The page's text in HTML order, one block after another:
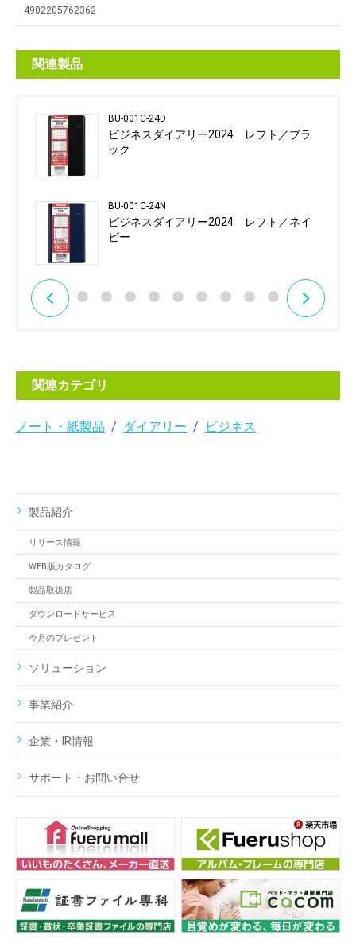
4902205762362
関連製品
BU-001C-24D
ビジネスダイアリー2024 レフト／ブラ
ック
BU-001C-24N
ビジネスダイアリー2024 レフト／ネイ
ビー
関連カテゴリ
ノート・紙製品 ダイアリー ビジネス
製品紹介
リリース情報
WEB版カタログ
製品取扱店
ダウンロードサービス
今月のプレゼント
ソリューション
事業紹介
企業・IR情報
サポート・お問い合せ